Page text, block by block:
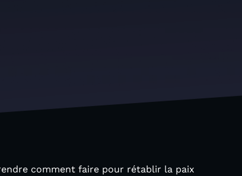
comment faire pour rétablir la paix